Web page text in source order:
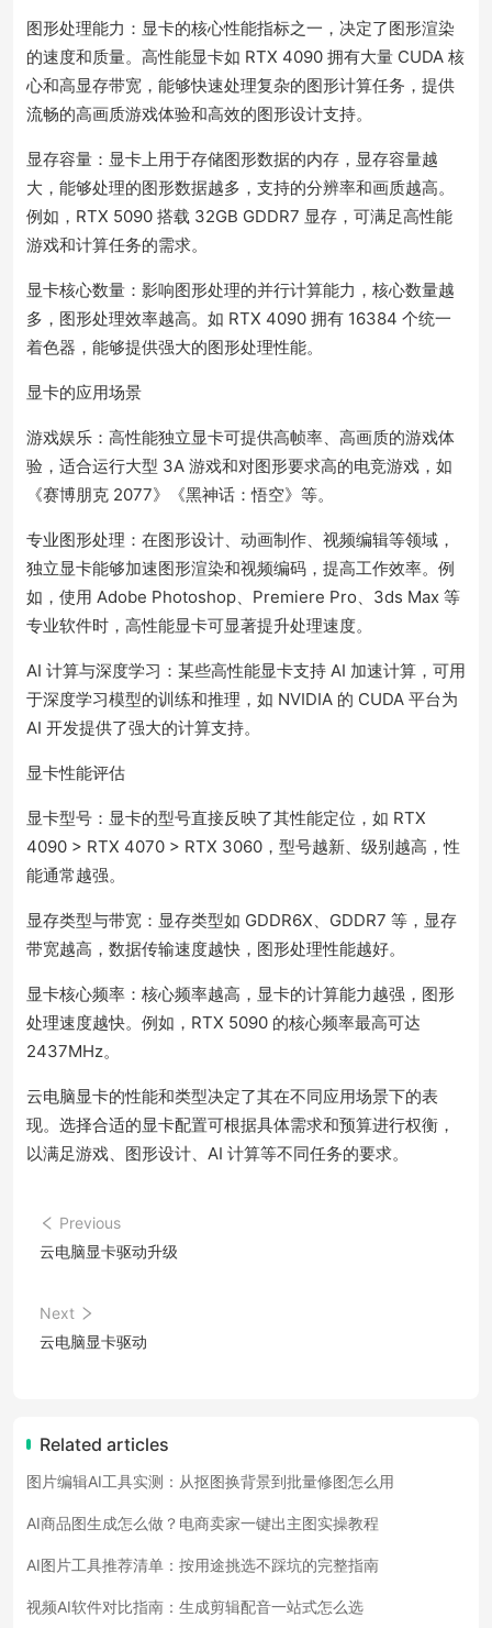
图形处理能力：显卡的核心性能指标之一，决定了图形渲染
的速度和质量。高性能显卡如 RTX 4090 拥有大量 CUDA 核
心和高显存带宽，能够快速处理复杂的图形计算任务，提供
流畅的高画质游戏体验和高效的图形设计支持。
显存容量：显卡上用于存储图形数据的内存，显存容量越
大，能够处理的图形数据越多，支持的分辨率和画质越高。
例如，RTX 5090 搭载 32GB GDDR7 显存，可满足高性能
游戏和计算任务的需求。
显卡核心数量：影响图形处理的并行计算能力，核心数量越
多，图形处理效率越高。如 RTX 4090 拥有 16384 个统一
着色器，能够提供强大的图形处理性能。
显卡的应用场景
游戏娱乐：高性能独立显卡可提供高帧率、高画质的游戏体
验，适合运行大型 3A 游戏和对图形要求高的电竞游戏，如
《赛博朋克 2077》《黑神话：悟空》等。
专业图形处理：在图形设计、动画制作、视频编辑等领域，
独立显卡能够加速图形渲染和视频编码，提高工作效率。例
如，使用 Adobe Photoshop、Premiere Pro、3ds Max 等
专业软件时，高性能显卡可显著提升处理速度。
AI 计算与深度学习：某些高性能显卡支持 AI 加速计算，可用
于深度学习模型的训练和推理，如 NVIDIA 的 CUDA 平台为
AI 开发提供了强大的计算支持。
显卡性能评估
显卡型号：显卡的型号直接反映了其性能定位，如 RTX
4090 > RTX 4070 > RTX 3060，型号越新、级别越高，性
能通常越强。
显存类型与带宽：显存类型如 GDDR6X、GDDR7 等，显存
带宽越高，数据传输速度越快，图形处理性能越好。
显卡核心频率：核心频率越高，显卡的计算能力越强，图形
处理速度越快。例如，RTX 5090 的核心频率最高可达
2437MHz。
云电脑显卡的性能和类型决定了其在不同应用场景下的表
现。选择合适的显卡配置可根据具体需求和预算进行权衡，
以满足游戏、图形设计、AI 计算等不同任务的要求。
Previous
云电脑显卡驱动升级
Next
云电脑显卡驱动
Related articles
图片编辑AI工具实测：从抠图换背景到批量修图怎么用
AI商品图生成怎么做？电商卖家一键出主图实操教程
AI图片工具推荐清单：按用途挑选不踩坑的完整指南
视频AI软件对比指南：生成剪辑配音一站式怎么选